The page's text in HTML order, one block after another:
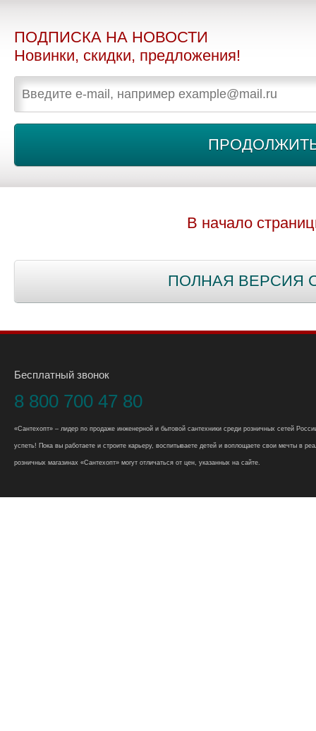
ПОДПИСКА НА НОВОСТИ
Новинки, скидки, предложения!
В начало
ПОЛНАЯ ВЕРСИЯ
Бесплатный звонок
8 800 700 47 80
«Сантехопт» – лидер по продаже инженерной и бытовой сантехники среди розничных сетей
успеть! Пока вы работаете и строите карьеру, воспитываете детей и воплощаете свои мечты в
розничных магазинах «Сантехопт» могут отличаться от цен, указанных на сайте.